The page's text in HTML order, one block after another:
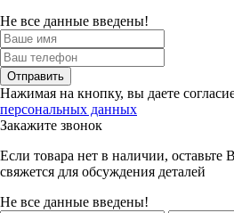
Не все данные введены!
Отправить
Нажимая на кнопку, вы даете
персональных данных
Закажите звонок
Если товара нет в наличии,
свяжется для обсуждения деталей
Не все данные введены!